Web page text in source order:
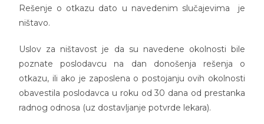
Rešenje o otkazu dato u navedenim slučajevima je
ništavo.
Uslov za ništavost je da su navedene okolnosti bile
poznate poslodavcu na dan donošenja rešenja o
otkazu, ili ako je zaposlena o postojanju ovih okolnosti
obavestila poslodavca u roku od 30 dana od prestanka
radnog odnosa (uz dostavljanje potvrde lekara).